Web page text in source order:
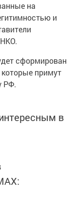
на
и
сформирован
которые примут
РФ.
в